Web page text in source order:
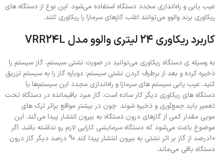
عیب یابی و راه‌اندازی مجدد دستگاه استفاده می‌شود. این نوع از دستگاه های
ریکاوری برند والوو می‌توانند اغلب گازهای سرمازا را ریکاوری کنند.
کاربرد ریکاوری 24 لیتری والوو مدل VRR24L
به وسیله ی دستگاه ریکاوری می‌توانید در صورت نشتی سیستم، گاز سیستم را
ذخیره کرده و بعد از برطرف کردن نشتی سیستم؛ دوباره گاز را به سیستم تزریق
کنید. عیب یابی سیستم های سرمازا و راه‌اندازی مجدد این سیستم‌ها با
دستگاه های ریکاوری دیگر کار ساده است. گاز مبرد باقیمانده در دستگاه تحت
تعمیر باید جمع‌آوری و ذخیره شوند چون در بیشتر مواقع براثر ترک های
مویی مقدار کمی از گازهای درون دستگاه به بیرون انتشار پیدا می‌کند. این
موضوع باعث می‌شود که دستگاه سرمایشی کارایی لازم رو نداشته باشد. اگر
10درصد از گاز بر اثر نشتی به بیرون انتشار پیدا کند 90 درصد دیگر گاز درون
دستگاه باقی می‌ماند.